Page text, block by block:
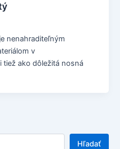
nenahraditeľným
v
ako dôležitá nosná
Hľadať